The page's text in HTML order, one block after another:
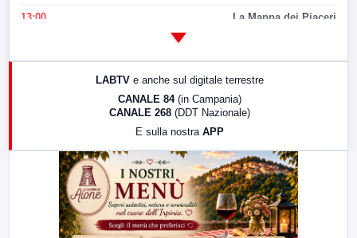
13:00 La Mappa dei Piaceri
LabNews (replica)
LABTV e anche sul digitale terrestre
CANALE 84 (in Campania)
CANALE 268 (DDT Nazionale)
E sulla nostra APP